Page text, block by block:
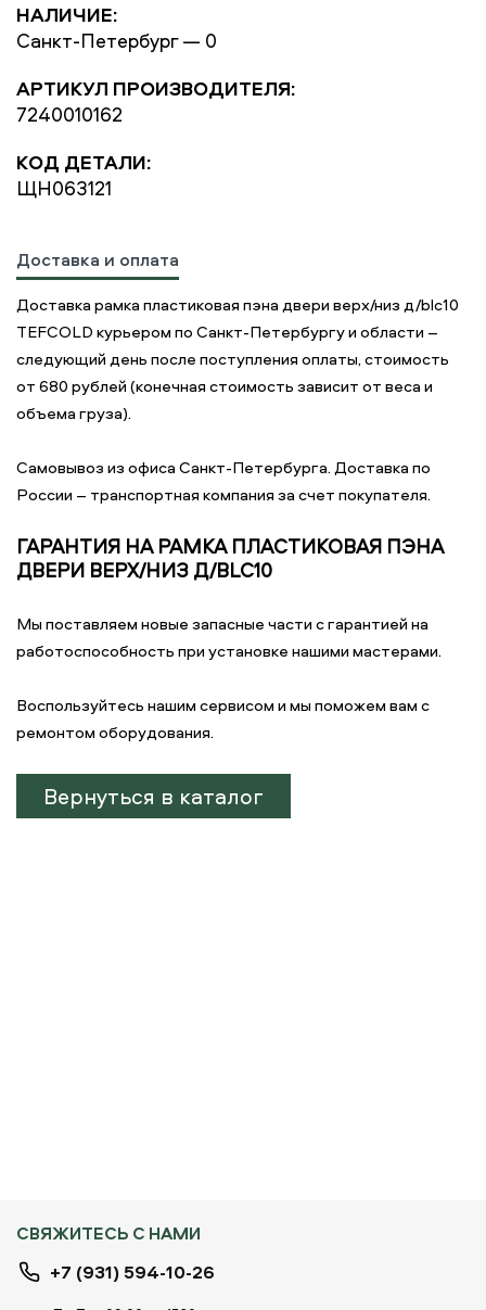
НАЛИЧИЕ:
Санкт-Петербург — 0
АРТИКУЛ ПРОИЗВОДИТЕЛЯ:
7240010162
КОД ДЕТАЛИ:
ЩН063121
Доставка и оплата
Доставка рамка пластиковая пэна двери верх/низ д/blc10
TEFCOLD курьером по Санкт-Петербургу и области –
следующий день после поступления оплаты, стоимость
от 680 рублей (конечная стоимость зависит от веса и
объема груза).
Самовывоз из офиса Санкт-Петербурга. Доставка по
России – транспортная компания за счет покупателя.
ГАРАНТИЯ НА РАМКА ПЛАСТИКОВАЯ ПЭНА
ДВЕРИ ВЕРХ/НИЗ Д/BLC10
Мы поставляем новые запасные части с гарантией на
работоспособность при установке нашими мастерами.
Воспользуйтесь нашим сервисом и мы поможем вам с
ремонтом оборудования.
Вернуться в каталог
СВЯЖИТЕСЬ С НАМИ
+7 (931) 594-10-26